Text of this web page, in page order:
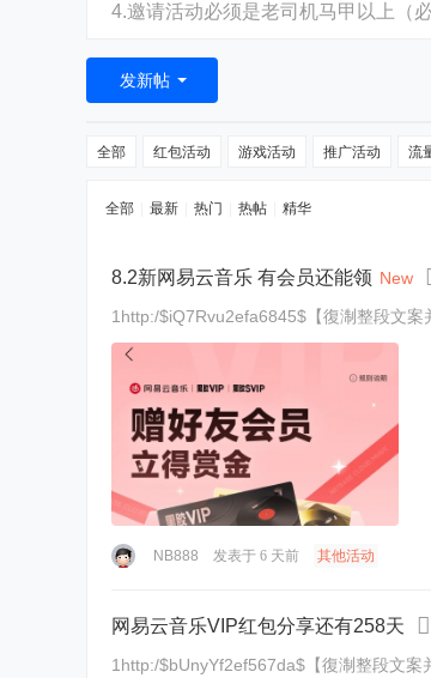
4.邀请活动必须是老司机马甲以上（
发新帖
全部 红包活动 游戏活动 推广活动 流
全部 最新 热门 热帖 精华
8.2新网易云音乐 有会员还能领 New
1http:/$iQ7Rvu2efa6845$【復淛整段文
NB888 发表于 6 天前 其他活动
网易云音乐VIP红包分享还有258天
1http:/$bUnyYf2ef567da$【復淛整段文案